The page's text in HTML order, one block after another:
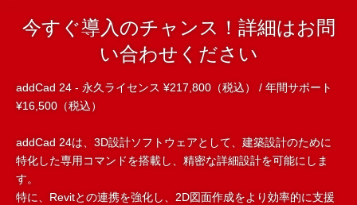
今すぐ導入のチャンス！詳細はお問
い合わせください
addCad 24 - 永久ライセンス ¥217,800（税込） / 年間サポート
¥16,500（税込）
addCad 24は、3D設計ソフトウェアとして、建築設計のために
特化した専用コマンドを搭載し、精密な詳細設計を可能にしま
す。
特に、Revitとの連携を強化し、2D図面作成をより効率的に支援